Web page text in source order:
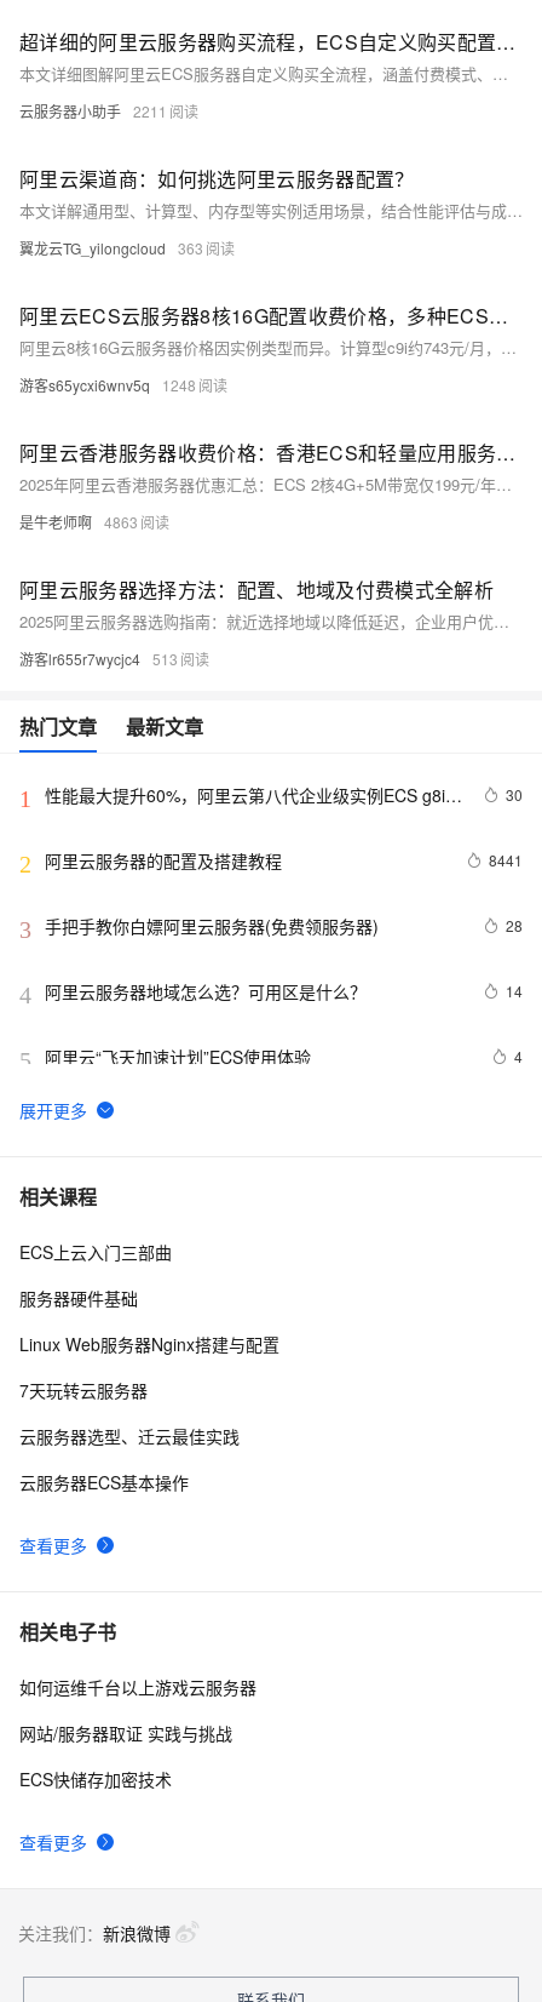
超详细的阿里云服务器购买流程，ECS自定义购买配置教程
本文详细图解阿里云ECS服务器自定义购买全流程，涵盖付费模式、地域选择、网络配置、实例规格、镜像、存储、安全组及登录设置等核心步骤，助您轻松掌握专业级云服务器搭建方法。
云服务器小助手 2211
阿里云渠道商：如何挑选阿里云服务器配置？
本文详解通用型、计算型、内存型等实例适用场景，结合性能评估与成本优化策略，助力用户按需选择。以日均1万访问企业网站为例，2核4G+3M带宽月费约200元，性价比高。合理配置更省钱。
翼龙云TG_yilongcloud 363
阿里云ECS云服务器8核16G配置收费价格，多种ECS实例CPU及费用清单
阿里云8核16G云服务器价格因实例类型而异。计算型c9i约743元/月，一年6450元（7折）；通用算力型u1仅673元/月，一年4225元（5.1折）。实际价格享时长折扣，详情见ECS官网。
游客s65ycxi6wnv5q 1248
阿里云香港服务器收费价格：香港ECS和轻量应用服务器配置介绍
2025年阿里云香港服务器优惠汇总：ECS 2核4G+5M带宽仅199元/年；轻量服务器30M带宽24元/月起，200M峰值带宽25元/月起。轻量性价比高，适合个人及中小企业建站、跨境业务，具体配置价格详见官方活动页。
是牛老师啊 4863
阿里云服务器选择方法：配置、地域及付费模式全解析
2025阿里云服务器选购指南：就近选择地域以降低延迟，企业用户优选2核4G5M带宽u1实例，仅199元/年；个人用户可选2核2G3M带宽ECS，99元/年起。长期稳定业务选包年包月，短期或波动场景用按量付费，轻松搭建网站首选高性价比配置。
游客lr655r7wycjc4 513
热门文章 最新文章
1
性能最大提升60%，阿里云第八代企业级实例ECS g8i正
30
2 阿里云服务器的配置及搭建教程 8441
3 手把手教你白嫖阿里云服务器(免费领服务器) 28
4 阿里云服务器地域怎么选？可用区是什么？ 14
5 阿里云“飞天加速计划”ECS使用体验 4
6
CentOS-7.2部署DNS域名解析服务器并进行相关配置测
7 报道称黑客利用微软IIS安全漏洞 入侵大学服务器
8 阿里云2核4G配置服务器可选实例及收费价格参考
10ECS进阶训练营-DAY 5 打卡 搭建个人Leanote云笔记本
相关课程
查看更多
ECS上云入门三部曲
服务器硬件基础
Linux Web服务器Nginx搭建与配置
7天玩转云服务器
云服务器选型、迁云最佳实践
云服务器ECS基本操作
相关电子书
查看更多
如何运维千台以上游戏云服务器
网站/服务器取证 实践与挑战
ECS快储存加密技术
关注我们： 新浪微博